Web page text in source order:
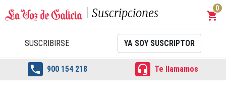
Suscripciones shopping_cart
0
SUSCRIBIRSE YA SOY SUSCRIPTOR
 900 154 218  Te llamamos